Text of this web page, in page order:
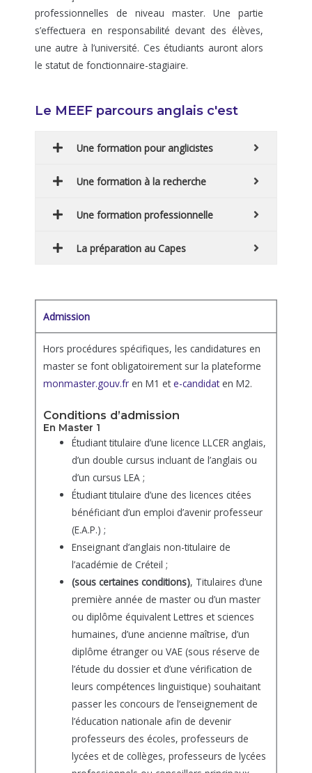
professionnelles de niveau master. Une partie
s’effectuera en responsabilité devant des élèves,
une autre à l’université. Ces étudiants auront alors
le statut de fonctionnaire-stagiaire.
Le MEEF parcours anglais c'est
Une formation pour anglicistes
Une formation à la recherche
Une formation professionnelle
La préparation au Capes
Admission
Hors procédures spécifiques, les candidatures en
master se font obligatoirement sur la plateforme
monmaster.gouv.fren M1 ete-candidaten M2.
Conditions d’admission
En Master 1
Étudiant titulaire d’une licence LLCER anglais,
d’un double cursus incluant de l’anglais ou
d’un cursus LEA ;
Étudiant titulaire d’une des licences citées
bénéficiant d’un emploi d’avenir professeur
(E.A.P.) ;
Enseignant d’anglais non-titulaire de
l’académie de Créteil ;
(sous certaines conditions), Titulaires d’une
première année de master ou d’un master
ou diplôme équivalent Lettres et sciences
humaines, d’une ancienne maîtrise, d’un
diplôme étranger ou VAE (sous réserve de
l’étude du dossier et d’une vérification de
leurs compétences linguistique) souhaitant
passer les concours de l’enseignement de
l’éducation nationale afin de devenir
professeurs des écoles, professeurs de
lycées et de collèges, professeurs de lycées